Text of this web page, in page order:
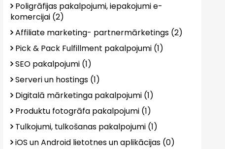
Poligrāfijas pakalpojumi, iepakojumi e-
komercijai (2)
Affiliate marketing- partnermārketings (2)
Pick & Pack Fulfillment pakalpojumi (1)
SEO pakalpojumi (1)
Serveri un hostings (1)
Digitalā mārketinga pakalpojumi (1)
Produktu fotogrāfa pakalpojumi (1)
Tulkojumi, tulkošanas pakalpojumi (1)
iOS un Android lietotnes un aplikācijas (0)